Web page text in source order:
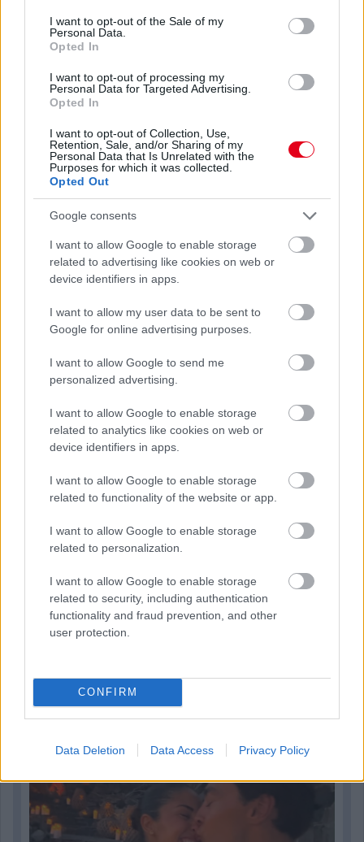
consent section.
I want to opt-out of the Sale of my
Personal Data.
Opted In
I want to opt-out of processing my
Personal Data for Targeted Advertising.
Opted In
I want to opt-out of Collection, Use,
Retention, Sale, and/or Sharing of my
Personal Data that Is Unrelated with the
Purposes for which it was collected.
Opted Out
Google consents
I want to allow Google to enable storage
related to advertising like cookies on web or
device identifiers in apps.
I want to allow my user data to be sent to
Google for online advertising purposes.
I want to allow Google to send me
personalized advertising.
I want to allow Google to enable storage
related to analytics like cookies on web or
device identifiers in apps.
I want to allow Google to enable storage
related to functionality of the website or app.
I want to allow Google to enable storage
related to personalization.
I want to allow Google to enable storage
related to security, including authentication
functionality and fraud prevention, and other
user protection.
CONFIRM
Data Deletion Data Access Privacy Policy
részletek
előző hírek következő hírek
Hallgasd meg a Formula Podcast
legfrissebb adását!
Kövess minket a Facebookon
Parc Fermé
1 órája
IndyCar: Palou nyert Portlandben, már 100 pont fölött az
előnye
Eljegyezte kedvesét George Russell